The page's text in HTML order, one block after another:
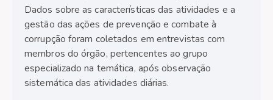
Dados sobre as características das atividades e a
gestão das ações de prevenção e combate à
corrupção foram coletados em entrevistas com
membros do órgão, pertencentes ao grupo
especializado na temática, após observação
sistemática das atividades diárias.